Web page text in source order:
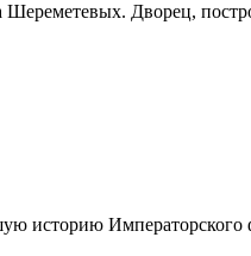
Дворец,
историю Императорского